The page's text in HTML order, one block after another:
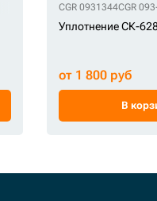
CGR 0931344CGR
Уплотнение СК-
от 1 800 руб
В